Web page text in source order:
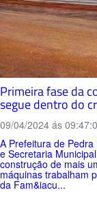
Primeira fase da
segue dentro do
09/04/2024 ás
A Prefeitura de
e Secretaria
construção de mais
máquinas trabalham
da Fam&iacu...